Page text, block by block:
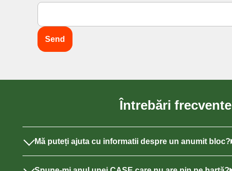
Întrebări frecvente
Mă puteți ajuta cu informatii despre un anumit bloc?